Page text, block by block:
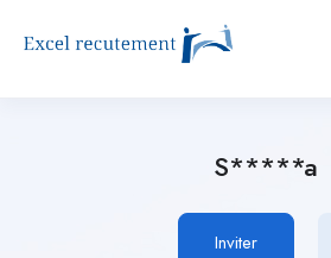
S*****a
Inviter